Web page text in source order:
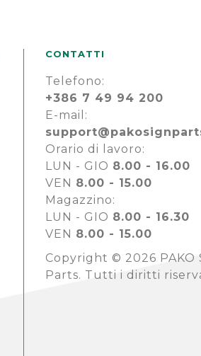
CONTATTI
Telefono:
+386 7 49 94 200
E-mail:
Orario di lavoro:
LUN - GIO 8.00 - 16.00
VEN 8.00 - 15.00
Magazzino:
LUN - GIO 8.00 - 16.30
VEN 8.00 - 15.00
Copyright © 2026 PAKO
Parts. Tutti i diritti